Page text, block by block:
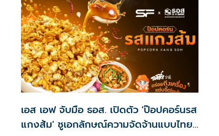
เอส เอฟ จับมือ ธอส. เปิดตัว 'ป๊อปคอร์นรส
แกงส้ม' ชูเอกลักษณ์ความจัดจ้านแบบไทย